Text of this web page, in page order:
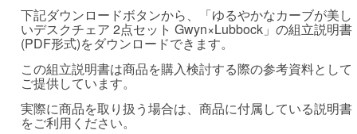
下記ダウンロードボタンから、「ゆるやかなカーブが美し
いデスクチェア 2点セット Gwyn×Lubbock」の組立説明書
(PDF形式)をダウンロードできます。
この組立説明書は商品を購入検討する際の参考資料として
ご提供しています。
実際に商品を取り扱う場合は、商品に付属している説明書
をご利用ください。